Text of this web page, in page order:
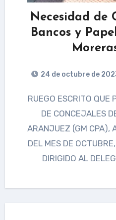
Necesidad de
Bancos y
24 de octubre de
RUEGO ESCRITO QUE PRESENTA EL GRUPO
DE CONCEJALES
ARANJUEZ (GM CPA),
DEL MES DE
DIRIGIDO AL